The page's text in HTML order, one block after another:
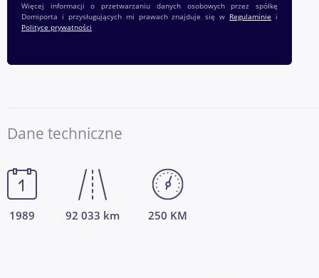
Więcej informacji o przetwarzaniu danych osobowych przez spółkę
Domiporta i przysługujących mi prawach znajduje się w Regulaminie i
Polityce prywatności
Dane techniczne
1989 92 033 km 250 KM